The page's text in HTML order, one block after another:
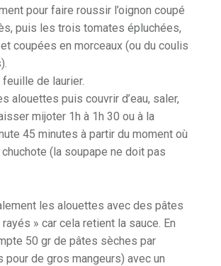
pour faire roussir l’oignon coupé
puis les trois tomates épluchées,
coupées en morceaux (ou du coulis
feuille de laurier.
alouettes puis couvrir d’eau, saler,
mijoter 1h à 1h 30 ou à la
45 minutes à partir du moment où
(la soupape ne doit pas
les alouettes avec des pâtes
» car cela retient la sauce. En
50 gr de pâtes sèches par
pour de gros mangeurs) avec un